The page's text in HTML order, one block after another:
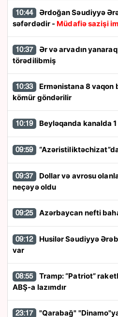
10:44
səfərdədir - Müdafiə sazişi
10:37
törədilibmiş
10:33
kömür göndərilir
10:19 Beyləqanda kanalda
09:59
09:37
neçəyə oldu
09:25 Azərbaycan nefti
09:12
var
08:55
ABŞ-a lazımdır
23:17 "Qarabağ"